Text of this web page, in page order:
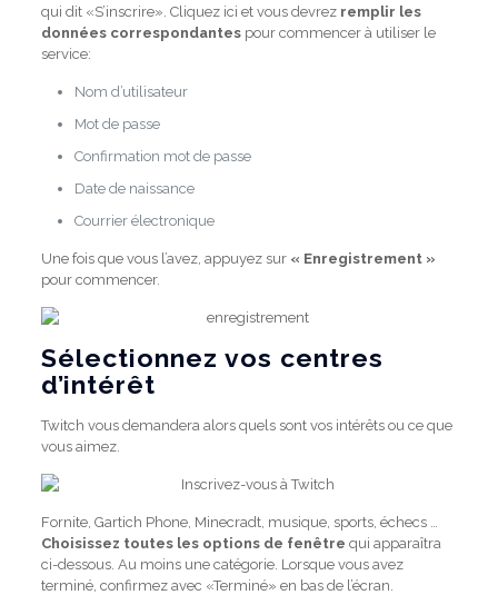
qui dit «S’inscrire». Cliquez ici et vous devrez remplir les
données correspondantespour commencer à utiliser le
service:
Nom d’utilisateur
Mot de passe
Confirmation mot de passe
Date de naissance
Courrier électronique
Une fois que vous l’avez, appuyez sur « Enregistrement »
pour commencer.
Sélectionnez vos centres
d’intérêt
Twitch vous demandera alors quels sont vos intérêts ou ce que
vous aimez.
Fornite, Gartich Phone, Minecradt, musique, sports, échecs …
Choisissez toutes les options de fenêtre qui apparaîtra
ci-dessous. Au moins une catégorie. Lorsque vous avez
terminé, confirmez avec «Terminé» en bas de l’écran.